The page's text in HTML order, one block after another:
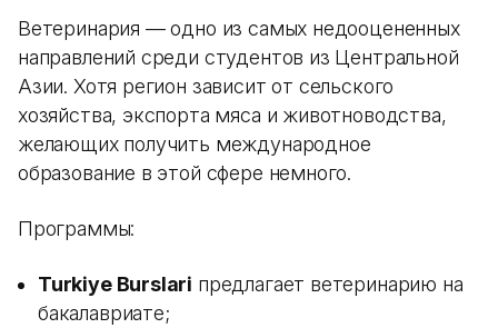
Ветеринария — одно из самых недооцененных
направлений среди студентов из Центральной
Азии. Хотя регион зависит от сельского
хозяйства, экспорта мяса и животноводства,
желающих получить международное
образование в этой сфере немного.
Программы:
Turkiye Burslari предлагает ветеринарию на
бакалавриате;